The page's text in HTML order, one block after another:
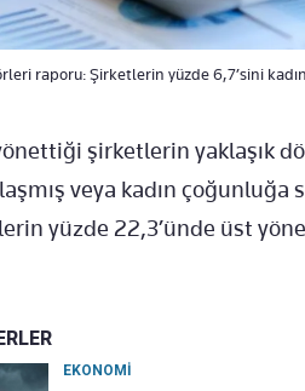
raporu: Şirketlerin yüzde 6,7’sini
yönettiği şirketlerin yaklaşık
veya kadın
yüzde 22,3’ünde üst
EKONOMİ